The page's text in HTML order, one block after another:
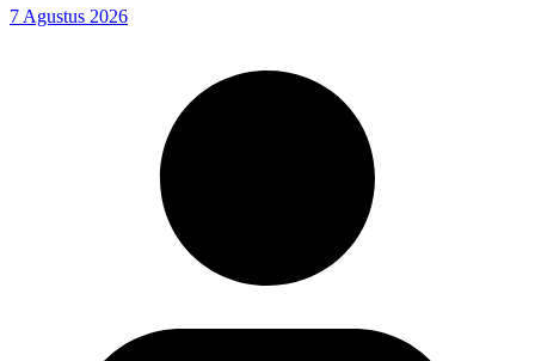
7 Agustus 2026